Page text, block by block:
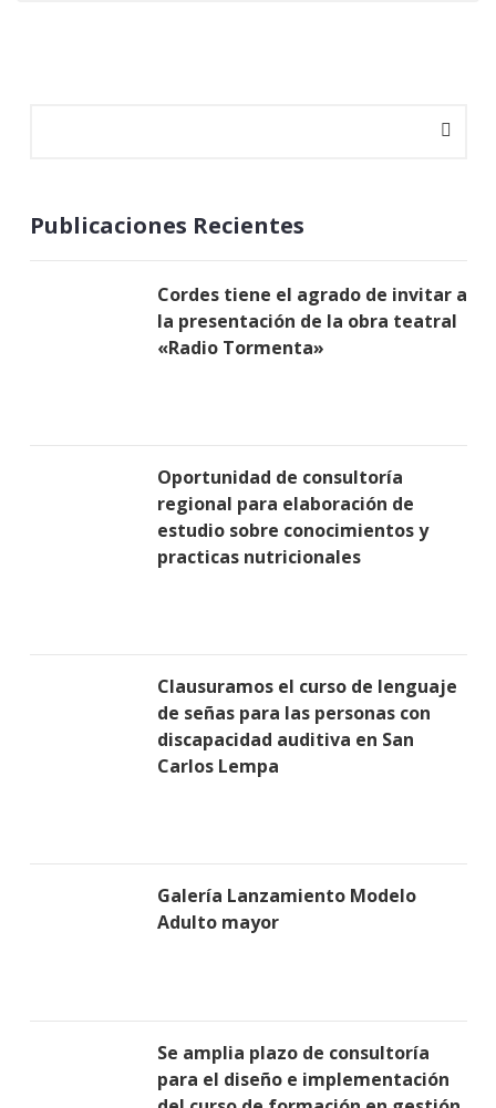
Publicaciones Recientes
Cordes tiene el agrado de invitar a
la presentación de la obra teatral
«Radio Tormenta»
Oportunidad de consultoría
regional para elaboración de
estudio sobre conocimientos y
practicas nutricionales
Clausuramos el curso de lenguaje
de señas para las personas con
discapacidad auditiva en San
Carlos Lempa
Galería Lanzamiento Modelo
Adulto mayor
Se amplia plazo de consultoría
para el diseño e implementación